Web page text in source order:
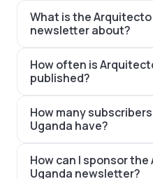
What is the Arquitecto
newsletter about?
How often is
published?
How many
Uganda have?
How can I sponsor
Uganda newsletter?